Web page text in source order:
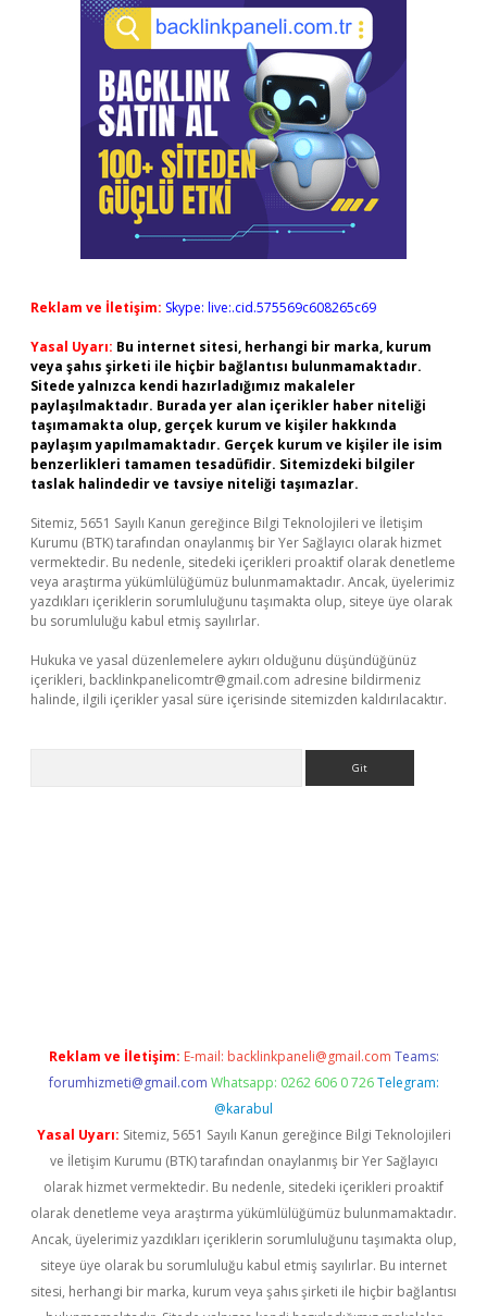
Reklam ve İletişim: Skype: live:.cid.575569c608265c69
Yasal Uyarı: Bu internet sitesi, herhangi bir marka, kurum
veya şahıs şirketi ile hiçbir bağlantısı bulunmamaktadır.
Sitede yalnızca kendi hazırladığımız makaleler
paylaşılmaktadır. Burada yer alan içerikler haber niteliği
taşımamakta olup, gerçek kurum ve kişiler hakkında
paylaşım yapılmamaktadır. Gerçek kurum ve kişiler ile isim
benzerlikleri tamamen tesadüfidir. Sitemizdeki bilgiler
taslak halindedir ve tavsiye niteliği taşımazlar.
Sitemiz, 5651 Sayılı Kanun gereğince Bilgi Teknolojileri ve İletişim
Kurumu (BTK) tarafından onaylanmış bir Yer Sağlayıcı olarak hizmet
vermektedir. Bu nedenle, sitedeki içerikleri proaktif olarak denetleme
veya araştırma yükümlülüğümüz bulunmamaktadır. Ancak, üyelerimiz
yazdıkları içeriklerin sorumluluğunu taşımakta olup, siteye üye olarak
bu sorumluluğu kabul etmiş sayılırlar.
Hukuka ve yasal düzenlemelere aykırı olduğunu düşündüğünüz
içerikleri, backlinkpanelicomtr@gmail.com adresine bildirmeniz
halinde, ilgili içerikler yasal süre içerisinde sitemizden kaldırılacaktır.
Reklam ve İletişim: E-mail: backlinkpaneli@gmail.com Teams:
forumhizmeti@gmail.com Whatsapp: 0262 606 0 726 Telegram:
@karabul
Yasal Uyarı: Sitemiz, 5651 Sayılı Kanun gereğince Bilgi Teknolojileri
ve İletişim Kurumu (BTK) tarafından onaylanmış bir Yer Sağlayıcı
olarak hizmet vermektedir. Bu nedenle, sitedeki içerikleri proaktif
olarak denetleme veya araştırma yükümlülüğümüz bulunmamaktadır.
Ancak, üyelerimiz yazdıkları içeriklerin sorumluluğunu taşımakta olup,
siteye üye olarak bu sorumluluğu kabul etmiş sayılırlar. Bu internet
sitesi, herhangi bir marka, kurum veya şahıs şirketi ile hiçbir bağlantısı